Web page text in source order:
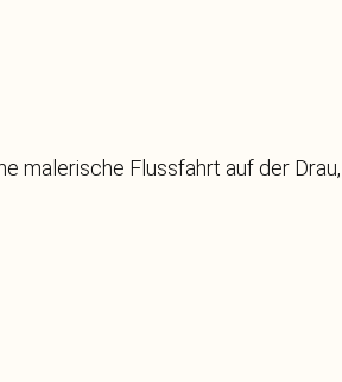
malerische Flussfahrt auf der